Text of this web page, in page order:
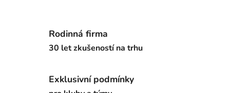
Rodinná firma
30 let zkušeností na trhu
Exklusivní podmínky